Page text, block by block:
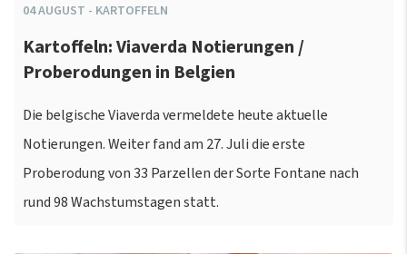
04AUGUST - KARTOFFELN
Kartoffeln: Viaverda Notierungen /
Proberodungen in Belgien
Die belgische Viaverda vermeldete heute aktuelle
Notierungen. Weiter fand am 27. Juli die erste
Proberodung von 33 Parzellen der Sorte Fontane nach
rund 98 Wachstumstagen statt.